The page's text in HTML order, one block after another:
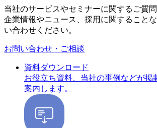
当社のサービスやセミナーに関するご質
企業情報やニュース、採用に関すること
い合わせください。
お問い合わせ・ご相談
資料ダウンロード
お役立ち資料、当社の事例などが掲
案内します。